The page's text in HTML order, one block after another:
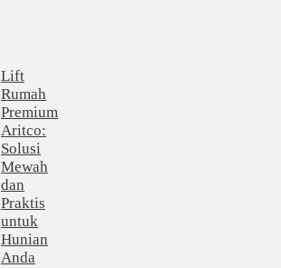
Lift
Rumah
Premium
Aritco:
Solusi
Mewah
dan
Praktis
untuk
Hunian
Anda